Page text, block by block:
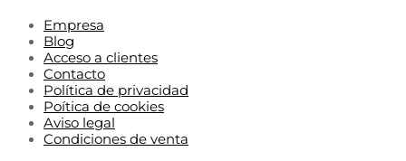
Empresa
Blog
Acceso a clientes
Contacto
Política de privacidad
Poítica de cookies
Aviso legal
Condiciones de venta